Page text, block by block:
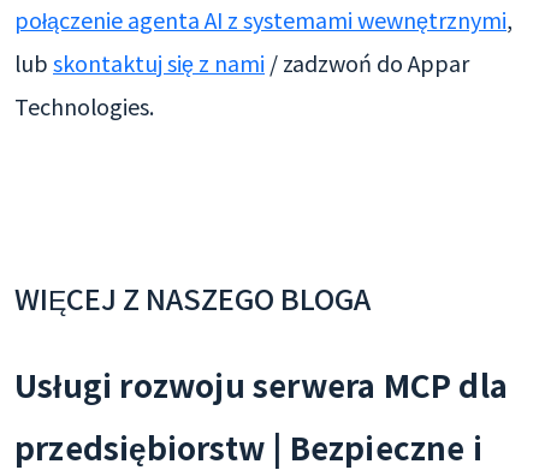
połączenie agenta AI z systemami wewnętrznymi,
lubskontaktuj się z nami / zadzwoń do Appar
Technologies.
WIĘCEJ Z NASZEGO BLOGA
Usługi rozwoju serwera MCP dla
przedsiębiorstw | Bezpieczne i